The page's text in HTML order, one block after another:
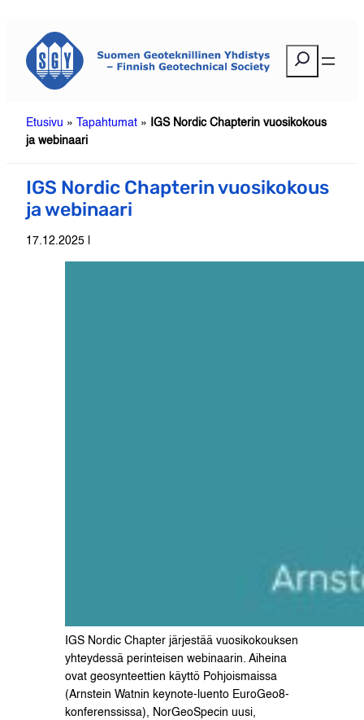
sisältöön
Etusivu » Tapahtumat »
IGS Nordic Chapterin vuosikokous
ja webinaari
IGS Nordic Chapterin vuosikokous
ja webinaari
17.12.2025 |
IGS Nordic Chapter järjestää vuosikokouksen
yhteydessä perinteisen webinaarin. Aiheina
ovat geosynteettien käyttö Pohjoismaissa
(Arnstein Watnin keynote-luento EuroGeo8-
konferenssissa), NorGeoSpecin uusi,